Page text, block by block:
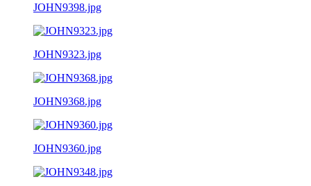
JOHN9398.jpg
JOHN9323.jpg
JOHN9368.jpg
JOHN9360.jpg